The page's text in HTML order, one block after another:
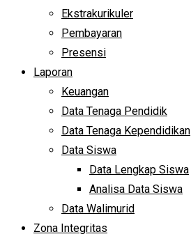
Ekstrakurikuler
Pembayaran
Presensi
Laporan
Keuangan
Data Tenaga Pendidik
Data Tenaga Kependidikan
Data Siswa
Data Lengkap Siswa
Analisa Data Siswa
Data Walimurid
Zona Integritas